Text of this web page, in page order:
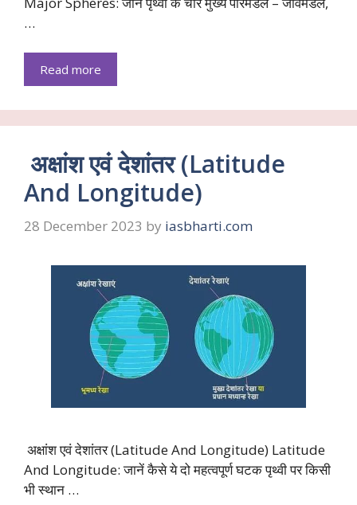
…
Read more
अक्षांश एवं देशांतर (Latitude
And Longitude)
28 December 2023 by iasbharti.com
अक्षांश एवं देशांतर (Latitude And Longitude) Latitude
And Longitude: जानें कैसे ये दो महत्वपूर्ण घटक पृथ्वी पर किसी
भी स्थान …